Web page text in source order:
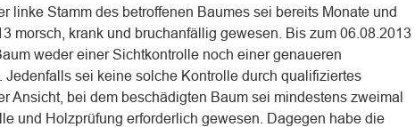
linke Stamm des betroffenen Baumes sei bereits Monate und
morsch, krank und bruchanfällig gewesen. Bis zum 06.08.2013
weder einer Sichtkontrolle noch einer genaueren
Jedenfalls sei keine solche Kontrolle durch qualifiziertes
Ansicht, bei dem beschädigten Baum sei mindestens zweimal
und Holzprüfung erforderlich gewesen. Dagegen habe die